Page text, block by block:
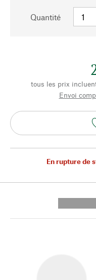
Quantité
tous les prix
Envoi
En rupture de